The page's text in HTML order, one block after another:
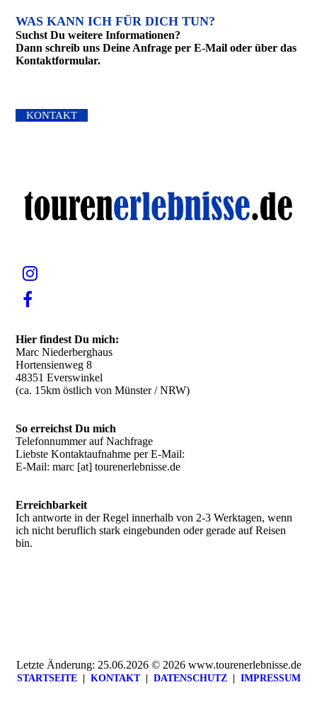
WAS KANN ICH FÜR DICH TUN?
Suchst Du weitere Informationen?
Dann schreib uns Deine Anfrage per E-Mail oder über das
Kontakt­formular.
KONTAKT
Hier findest Du mich:
Marc Niederberghaus
Hortensienweg 8
48351 Everswinkel
(ca. 15km östlich von Münster / NRW)
So erreichst Du mich
Telefonnummer auf Nachfrage
Liebste Kontaktaufnahme per E-Mail:
E-Mail: marc [at] tourenerlebnisse.de
Erreichbarkeit
Ich antworte in der Regel innerhalb von 2-3 Werktagen, wenn
ich nicht beruflich stark eingebunden oder gerade auf Reisen
bin.
Letzte Änderung: 25.06.2026 © 2026 www.tourenerlebnisse.de
STARTSEITE| KONTAKT| DATEN­SCHUTZ| IMPRESSUM